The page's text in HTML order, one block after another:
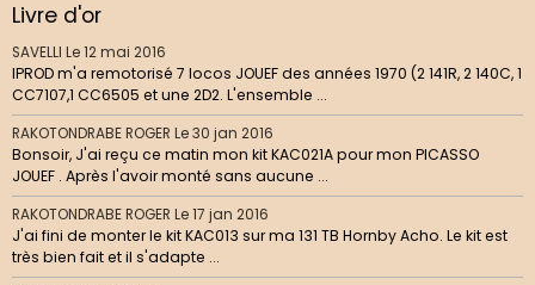
Livre d'or
SAVELLI Le 12 mai 2016
IPROD m'a remotorisé 7 locos JOUEF des années 1970 (2 141R, 2 140C, 1
CC7107,1 CC6505 et une 2D2. L'ensemble ...
RAKOTONDRABE ROGER Le 30 jan 2016
Bonsoir, J'ai reçu ce matin mon kit KAC021A pour mon PICASSO
JOUEF . Après l'avoir monté sans aucune ...
RAKOTONDRABE ROGER Le 17 jan 2016
J'ai fini de monter le kit KAC013 sur ma 131 TB Hornby Acho. Le kit est
très bien fait et il s'adapte ...